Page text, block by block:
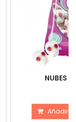
NUBES
Añadir